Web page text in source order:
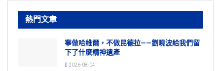
熱門文章
寧做哈維爾，不做昆德拉——劉曉波給我們留
下了什麼精神遺產
2026-08-04